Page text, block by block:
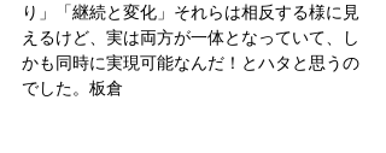
り」「継続と変化」それらは相反する様に見
えるけど、実は両方が一体となっていて、し
かも同時に実現可能なんだ！とハタと思うの
でした。板倉